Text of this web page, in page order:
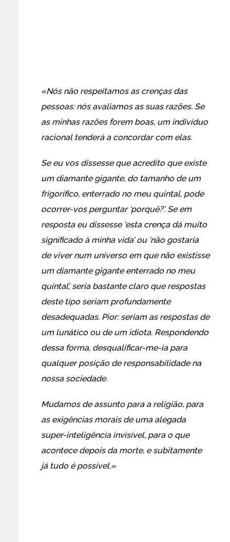
«Nós não respeitamos as crenças das
pessoas: nós avaliamos as suas razões. Se
as minhas razões forem boas, um indivíduo
racional tenderá a concordar com elas.
Se eu vos dissesse que acredito que existe
um diamante gigante, do tamanho de um
frigorífico, enterrado no meu quintal, pode
ocorrer-vos perguntar ‘porquê?’. Se em
resposta eu dissesse ‘esta crença dá muito
significado à minha vida’ ou ‘não gostaria
de viver num universo em que não existisse
um diamante gigante enterrado no meu
quintal’, seria bastante claro que respostas
deste tipo seriam profundamente
desadequadas. Pior: seriam as respostas de
um lunático ou de um idiota. Respondendo
dessa forma, desqualificar-me-ia para
qualquer posição de responsabilidade na
nossa sociedade.
Mudamos de assunto para a religião, para
as exigências morais de uma alegada
super-inteligência invisível, para o que
acontece depois da morte, e subitamente
já tudo é possível.»